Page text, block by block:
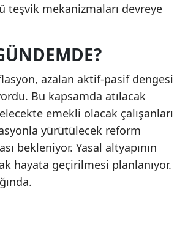
teşvik mekanizmaları devreye
azalan aktif-pasif dengesi
Bu kapsamda atılacak
emekli olacak çalışanları
yürütülecek reform
bekleniyor. Yasal altyapının
hayata geçirilmesi planlanıyor.